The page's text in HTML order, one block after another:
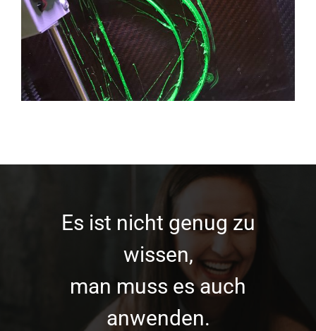
Es ist nicht genug zu
wissen,
man muss es auch
anwenden.